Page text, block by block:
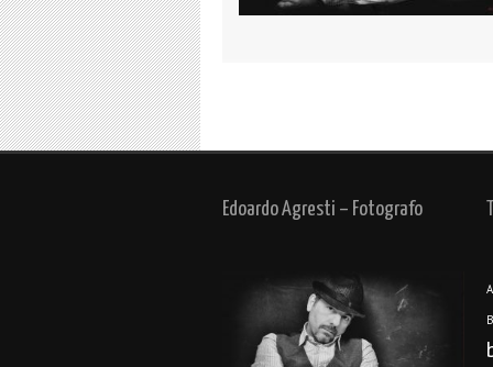
Edoardo Agresti – Fotografo